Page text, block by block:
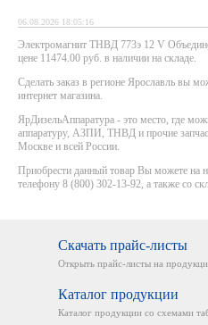
06.08.2026 18:05:16
Электромагнит ТНВД 773э 12 V
цене 11474.00 руб. в наличии на складе.
Сделать заказ в регионе Ярославль вы
интернет магазина.
ЯрДизельАппаратура - это место, где
аппаратуру, АЗПИ, ТНВД и прочие
Москве и всей России.
Приобрести данный товар Вы можете на
телефону 8 (800) 302-13-92, а также со
Скачать прайс-листы
Открыть прайс-листы на
Каталог продукции
Каталог продукции со схемами